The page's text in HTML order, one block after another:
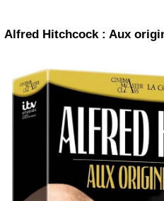
Alfred Hitchcock : Aux